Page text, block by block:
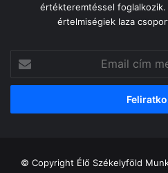
értékteremtéssel
értelmiségiek laza
cím
megadása
© Copyright Élő Székelyföld